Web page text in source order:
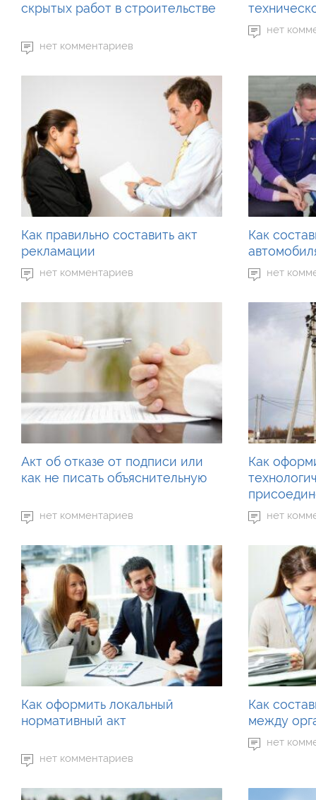
скрытых работ в строительстве
нет комментариев
нет
Как правильно составить акт
рекламации
нет комментариев
Как
нет
Акт об отказе от подписи или
как не писать объяснительную
нет комментариев
Как
нет
Как оформить локальный
нормативный акт
нет комментариев
Как
между
нет